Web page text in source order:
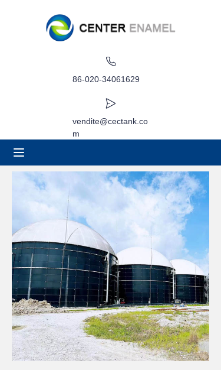
86-020-34061629
vendite@cectank.co
m
Applicazioni
Caso di progetto
Richiedi preventivo
Notizia
Contatto